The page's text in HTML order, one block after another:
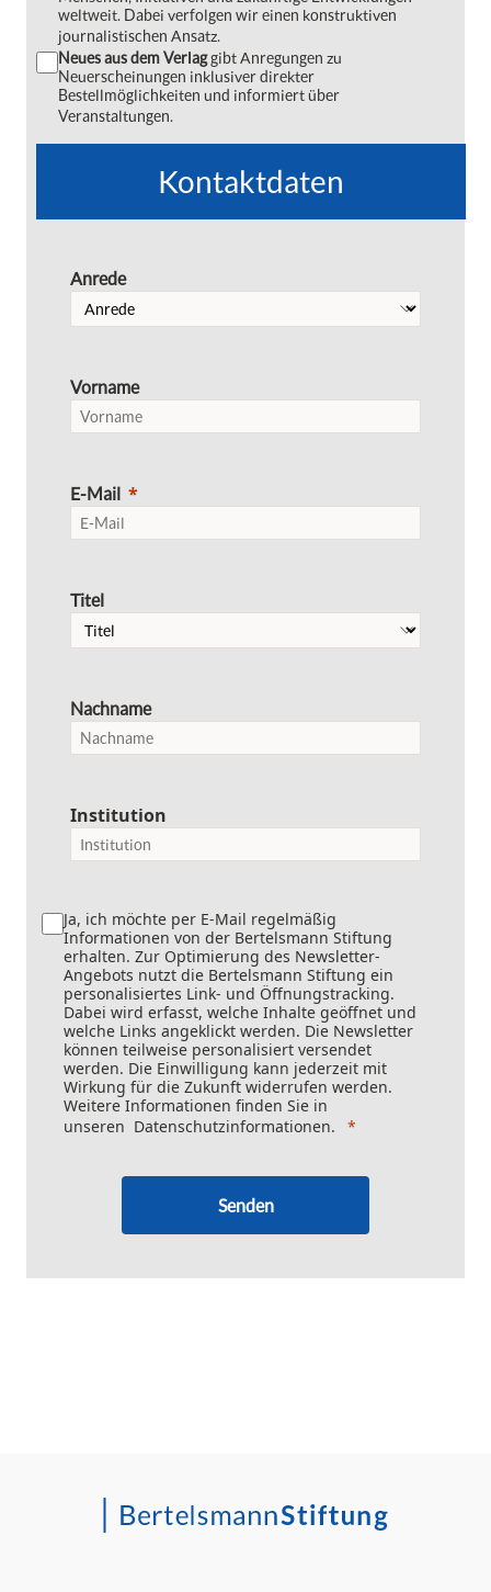
weltweit. Dabei verfolgen wir einen konstruktiven
journalistischen Ansatz.
Neues aus dem Verlaggibt Anregungen zu
Neuerscheinungen inklusiver direkter
Bestellmöglichkeiten und informiert über
Veranstaltungen.
Kontaktdaten
Anrede
Vorname
E-Mail
Titel
Nachname
Institution
Ja, ich möchte per E-Mail regelmäßig
Informationen von der Bertelsmann Stiftung
erhalten. Zur Optimierung des Newsletter-
Angebots nutzt die Bertelsmann Stiftung ein
personalisiertes Link- und Öffnungstracking.
Dabei wird erfasst, welche Inhalte geöffnet und
welche Links angeklickt werden. Die Newsletter
können teilweise personalisiert versendet
werden. Die Einwilligung kann jederzeit mit
Wirkung für die Zukunft widerrufen werden.
Weitere Informationen finden Sie in
unseren Datenschutzinformationen.
Senden